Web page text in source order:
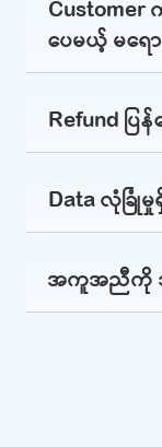
Customer
ပေမယ့် မရေ
Refund ပြ
Data လုံခြုံမှု
အကူအညီကို